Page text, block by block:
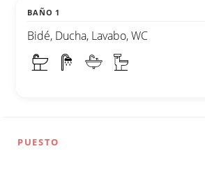
BAÑO 1
Bidé, Ducha, Lavabo, WC
PUESTO